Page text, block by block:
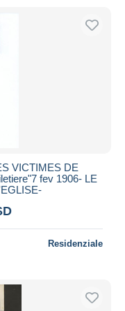
VICTIMES DE
fev 1906- LE
Residenziale